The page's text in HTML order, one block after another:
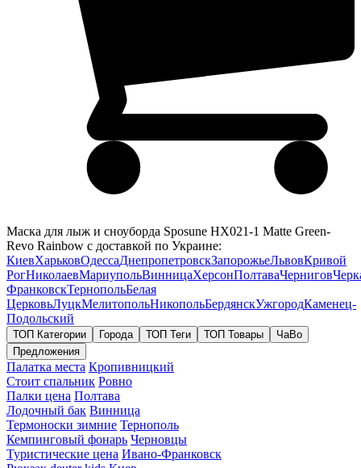
Маска для лыж и сноуборда Sposune HX021-1 Matte Green-
Revo Rainbow с доставкой по Украине:
КиевХарьковОдессаДнепропетровскЗапорожьеЛьвовКривой
РогНиколаевМариупольВинницаХерсонПолтаваЧернигов
ФранковскТернопольБелая
ЦерковьЛуцкМелитопольНикопольБердянскУжгородКаменец-
Подольский
ТОП Категории Города ТОП Теги ТОП Товары
ЧаВо
Предложения
Палатка места Кропивницкий
Стоит спальник Ровно
Палки цена Полтава
Лодочный бак Винница
Термоноски зимние Тернополь
Кемпинговый фонарь Черновцы
Туристические цена Ивано-Франковск